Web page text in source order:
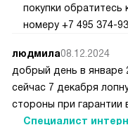
покупки
номеру +7 495 374-
людмила08.12.2024
добрый день в январе
сейчас 7 декабря
стороны при гарантии
Специалист